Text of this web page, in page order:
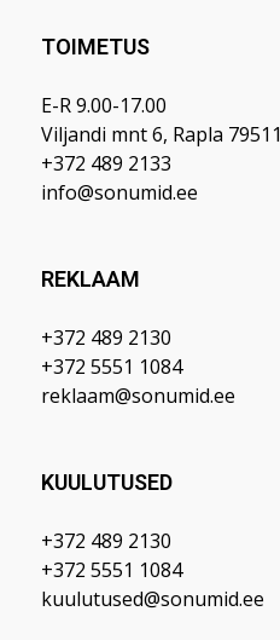
TOIMETUS
E-R 9.00-17.00
Viljandi mnt 6, Rapla 79511
+372 489 2133
info@sonumid.ee
REKLAAM
+372 489 2130
+372 5551 1084
reklaam@sonumid.ee
KUULUTUSED
+372 489 2130
+372 5551 1084
kuulutused@sonumid.ee